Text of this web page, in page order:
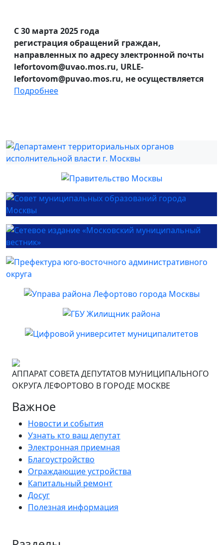
С 30 марта 2025 года
регистрация обращений граждан,
направленных по адресу электронной почты
lefortovom@uvao.mos.ru, URLE-
lefortovom@puvao.mos.ru, не осуществляется
Подробнее
АППАРАТ СОВЕТА ДЕПУТАТОВ МУНИЦИПАЛЬНОГО
ОКРУГА ЛЕФОРТОВО В ГОРОДЕ МОСКВЕ
Важное
Новости и события
Узнать кто ваш депутат
Электронная приемная
Благоустройство
Ограждающие устройства
Капитальный ремонт
Досуг
Полезная информация